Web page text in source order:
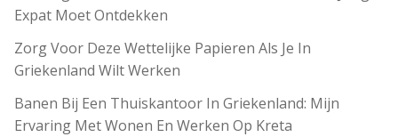
Expat Moet Ontdekken
Zorg Voor Deze Wettelijke Papieren Als Je In
Griekenland Wilt Werken
Banen Bij Een Thuiskantoor In Griekenland: Mijn
Ervaring Met Wonen En Werken Op Kreta